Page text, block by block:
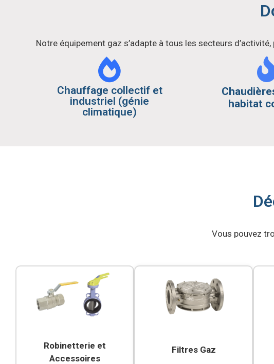
Notre équipement gaz s’adapte à tous les secteurs
Chauffage collectif et
industriel (génie
climatique)
habitat
Vous pouvez
Robinetterie et
Accessoires
Filtres Gaz